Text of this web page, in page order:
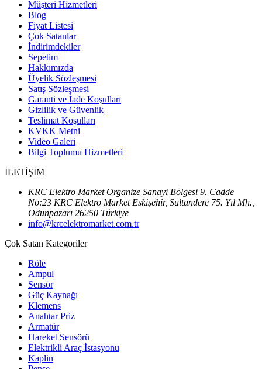
Müşteri Hizmetleri
Blog
Fiyat Listesi
Çok Satanlar
İndirimdekiler
Sepetim
Hakkımızda
Üyelik Sözleşmesi
Satış Sözleşmesi
Garanti ve İade Koşulları
Gizlilik ve Güvenlik
Teslimat Koşulları
KVKK Metni
Video Galeri
Bilgi Toplumu Hizmetleri
İLETİŞİM
KRC Elektro Market Organize Sanayi Bölgesi 9. Cadde
No:23 KRC Elektro Market Eskişehir, Sultandere 75. Yıl Mh.,
Odunpazarı 26250 Türkiye
info@krcelektromarket.com.tr
Çok Satan Kategoriler
Röle
Ampul
Sensör
Güç Kaynağı
Klemens
Anahtar Priz
Armatür
Hareket Sensörü
Elektrikli Araç İstasyonu
Kaplin